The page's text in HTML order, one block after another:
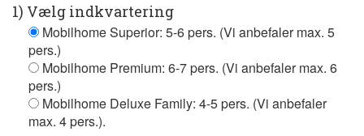
1) Vælg indkvartering
Mobilhome Superior: 5-6 pers. (Vi anbefaler max. 5
pers.)
Mobilhome Premium: 6-7 pers. (Vi anbefaler max. 6
pers.)
Mobilhome Deluxe Family: 4-5 pers. (Vi anbefaler
max. 4 pers.).